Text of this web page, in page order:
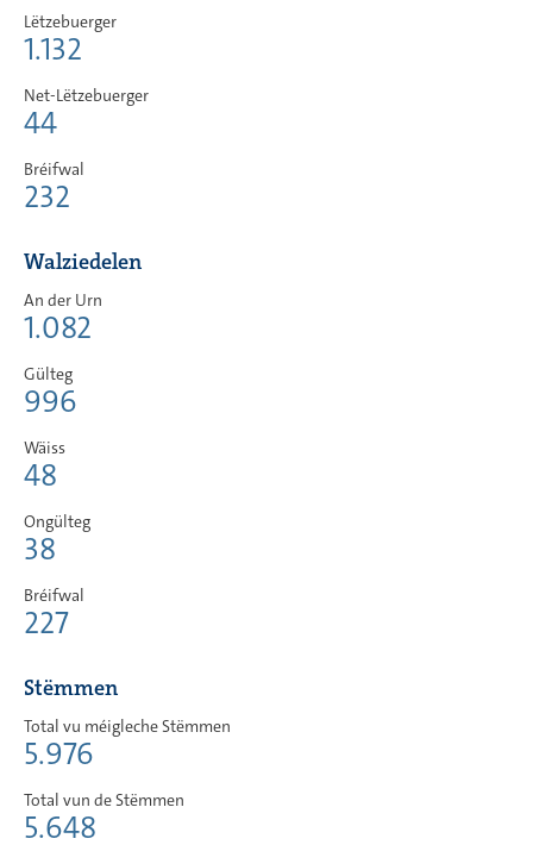
Lëtzebuerger
1.132
Net-Lëtzebuerger
44
Bréifwal
232
Walziedelen
An der Urn
1.082
Gülteg
996
Wäiss
48
Ongülteg
38
Bréifwal
227
Stëmmen
Total vu méigleche Stëmmen
5.976
Total vun de Stëmmen
5.648